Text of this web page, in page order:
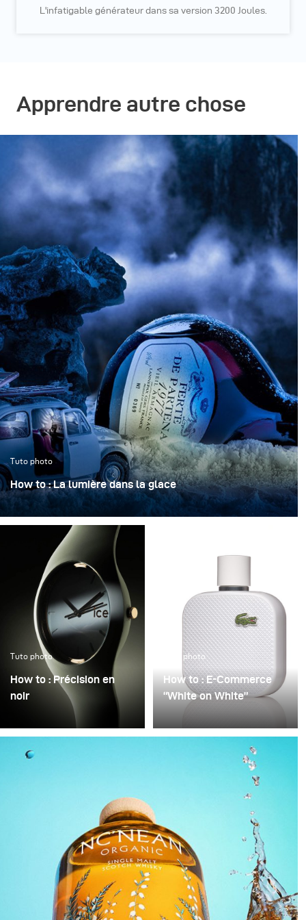
L'infatigable générateur dans sa version 3200 Joules.
Apprendre autre chose
Tuto photo
How to : La lumière dans la glace
« La lumière dans la glace » transforme une bouteille
iconique en un objet sculptural, figé dans une
atmosphère claire et cristalline.
Tuto photo
How to : Précision en
noir
Précision en noir
consiste à transformer
un objet technique en
flotter dans l’obscurité.
considéré comme un
simple arrière-plan vide,
mais comme un espace
actif dans lequel la
lumière devient un
Tuto photo
How to : E-Commerce
“White on White”
d’image en photographie
e-commerce est
souvent justifiée par la
pression du temps :
peu de temps. On se
contente alors de «
rendre l’image plus
claire » – mais on peut
rarement parler d’un
éclairage maîtrisé et